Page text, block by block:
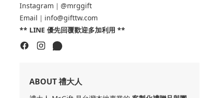
Instagram｜@mrggift
Email｜info@gifttw.com
** LINE 優先回覆歡迎多加利用 **
ABOUT 禮大人